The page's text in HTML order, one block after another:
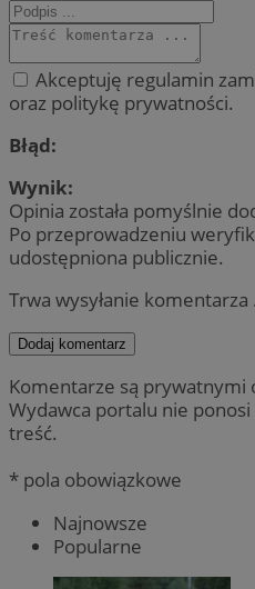
Akceptuję regulamin
oraz politykę prywatności.
Błąd:
Wynik:
Opinia została pomyślnie
Po przeprowadzeniu
udostępniona publicznie.
Trwa wysyłanie komentarza
Dodaj komentarz
Komentarze są
Wydawca portalu nie
treść.
* pola obowiązkowe
Najnowsze
Popularne